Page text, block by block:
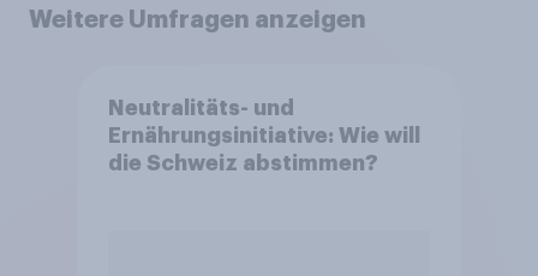
Weitere Umfragen anzeigen
Neutralitäts- und
Ernährungsinitiative: Wie will
die Schweiz abstimmen?